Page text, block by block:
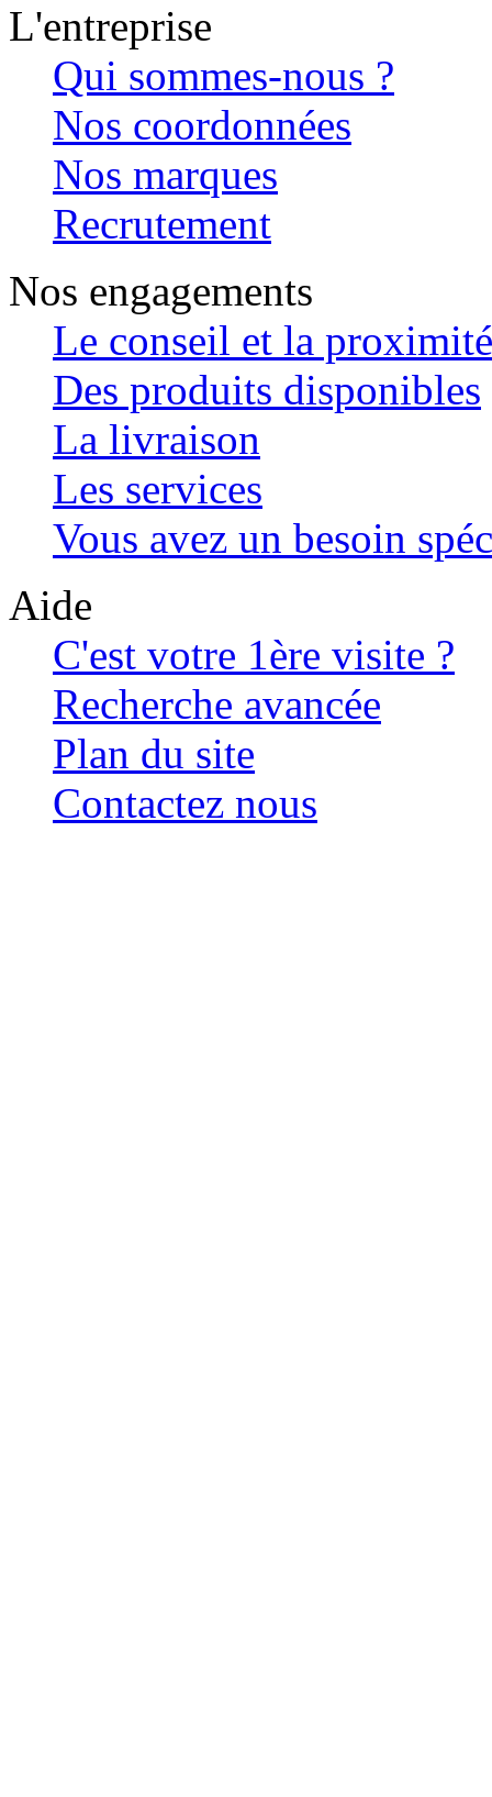
L'entreprise
Qui sommes-nous ?
Nos coordonnées
Nos marques
Recrutement
Nos engagements
Le conseil et la proximité
Des produits disponibles
La livraison
Les services
Vous avez un besoin
Aide
C'est votre 1ère visite ?
Recherche avancée
Plan du site
Contactez nous